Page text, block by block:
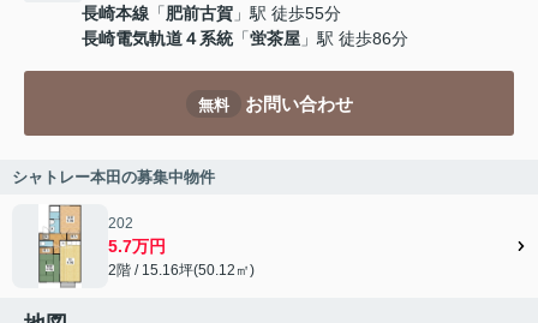
長崎本線 「肥前古賀 」駅 徒歩55分
長崎電気軌道４系統「蛍茶屋 」駅 徒歩86分
無料 お問い合わせ
シャトレー本田の募集中物件
202
5.7万円
2階 / 15.16坪(50.12㎡)